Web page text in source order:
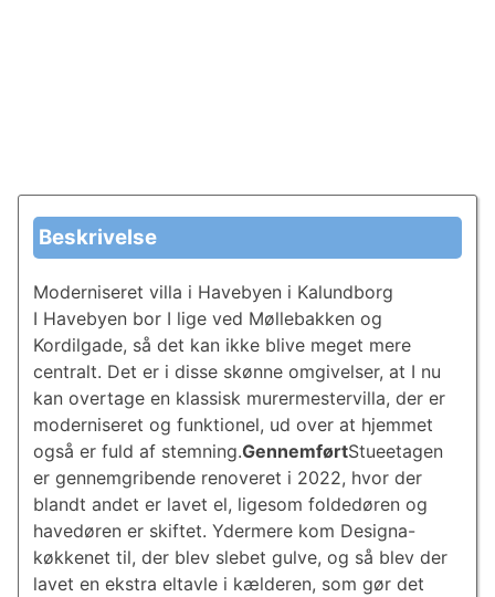
Beskrivelse
Moderniseret villa i Havebyen i Kalundborg
I Havebyen bor I lige ved Møllebakken og
Kordilgade, så det kan ikke blive meget mere
centralt. Det er i disse skønne omgivelser, at I nu
kan overtage en klassisk murermestervilla, der er
moderniseret og funktionel, ud over at hjemmet
også er fuld af stemning.GennemførtStueetagen
er gennemgribende renoveret i 2022, hvor der
blandt andet er lavet el, ligesom foldedøren og
havedøren er skiftet. Ydermere kom Designa-
køkkenet til, der blev slebet gulve, og så blev der
lavet en ekstra eltavle i kælderen, som gør det